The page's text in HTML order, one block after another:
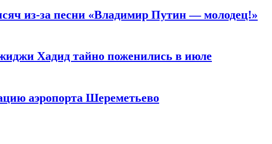
из-за песни «Владимир Путин — молодец!»
Хадид тайно поженились в июле
аэропорта Шереметьево